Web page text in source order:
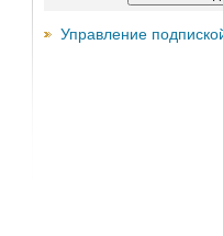
Управление